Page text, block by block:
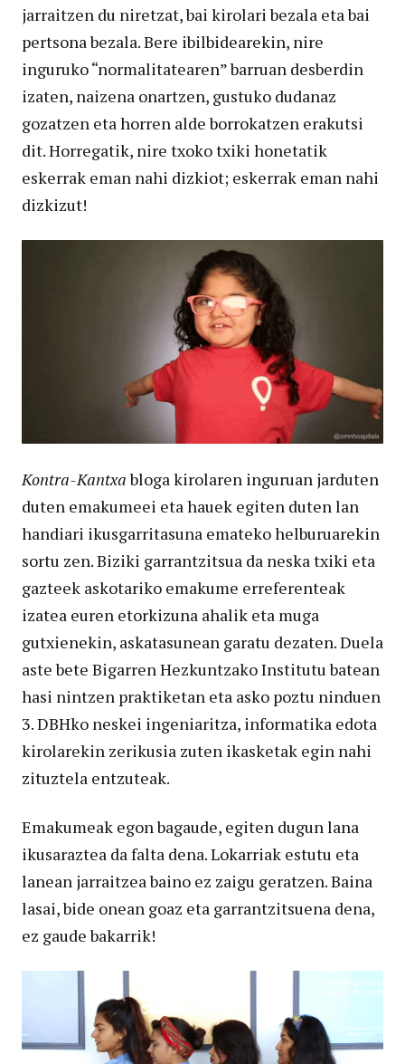
jarraitzen du niretzat, bai kirolari bezala eta bai
pertsona bezala. Bere ibilbidearekin, nire
inguruko “normalitatearen” barruan desberdin
izaten, naizena onartzen, gustuko dudanaz
gozatzen eta horren alde borrokatzen erakutsi
dit. Horregatik, nire txoko txiki honetatik
eskerrak eman nahi dizkiot; eskerrak eman nahi
dizkizut!
Kontra-Kantxabloga kirolaren inguruan jarduten
duten emakumeei eta hauek egiten duten lan
handiari ikusgarritasuna emateko helburuarekin
sortu zen. Biziki garrantzitsua da neska txiki eta
gazteek askotariko emakume erreferenteak
izatea euren etorkizuna ahalik eta muga
gutxienekin, askatasunean garatu dezaten. Duela
aste bete Bigarren Hezkuntzako Institutu batean
hasi nintzen praktiketan eta asko poztu ninduen
3. DBHko neskei ingeniaritza, informatika edota
kirolarekin zerikusia zuten ikasketak egin nahi
zituztela entzuteak.
Emakumeak egon bagaude, egiten dugun lana
ikusaraztea da falta dena. Lokarriak estutu eta
lanean jarraitzea baino ez zaigu geratzen. Baina
lasai, bide onean goaz eta garrantzitsuena dena,
ez gaude bakarrik!